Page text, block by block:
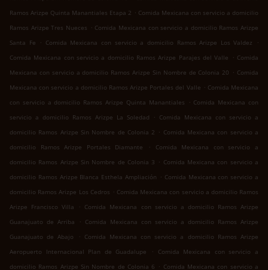
Ramos Arizpe Quinta Manantiales Etapa 2 . Comida Mexicana con servicio a domicilio
Ramos Arizpe Tres Nueces . Comida Mexicana con servicio a domicilio Ramos Arizpe
Santa Fe
. Comida Mexicana con servicio a domicilio Ramos Arizpe Los Valdez
.
Comida Mexicana con servicio a domicilio Ramos Arizpe Parajes del Valle
. Comida
Mexicana con servicio a domicilio Ramos Arizpe Sin Nombre de Colonia 20 . Comida
Mexicana con servicio a domicilio Ramos Arizpe Portales del Valle . Comida Mexicana
con servicio a domicilio Ramos Arizpe Quinta Manantiales
. Comida Mexicana con
servicio a domicilio Ramos Arizpe La Soledad
. Comida Mexicana con servicio a
domicilio Ramos Arizpe Sin Nombre de Colonia 2 . Comida Mexicana con servicio a
domicilio Ramos Arizpe Portales Diamante
.
Comida Mexicana con servicio a
domicilio Ramos Arizpe Sin Nombre de Colonia 3 . Comida Mexicana con servicio a
domicilio Ramos Arizpe Blanca Esthela Ampliación . Comida Mexicana con servicio a
domicilio Ramos Arizpe Los Cedros . Comida Mexicana con servicio a domicilio Ramos
Arizpe Francisco Villa
. Comida Mexicana con servicio a domicilio Ramos Arizpe
Guanajuato de Arriba
. Comida Mexicana con servicio a domicilio Ramos Arizpe
Guanajuato de Abajo
. Comida Mexicana con servicio a domicilio Ramos Arizpe
Aeropuerto Internacional Plan de Guadalupe
.
Comida Mexicana con servicio a
domicilio Ramos Arizpe Sin Nombre de Colonia 6 . Comida Mexicana con servicio a